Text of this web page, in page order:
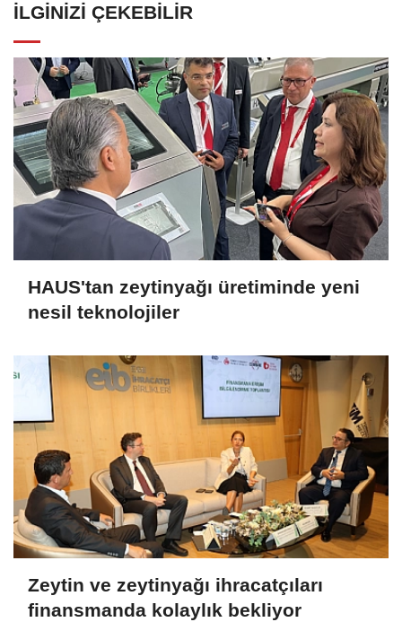
İLGINIZI ÇEKEBILIR
HAUS'tan zeytinyağı üretiminde yeni
nesil teknolojiler
Zeytin ve zeytinyağı ihracatçıları
finansmanda kolaylık bekliyor